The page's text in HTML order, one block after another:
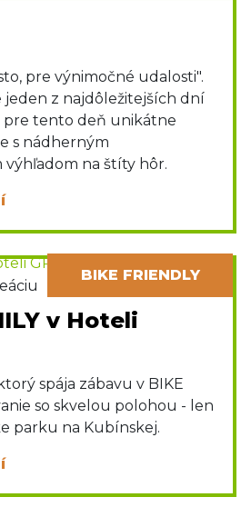
pre výnimočné udalosti".
jeden z najdôležitejších dní
pre tento deň unikátne
s nádherným
výhľadom na štíty hôr.
BIKE FRIENDLY
v Hoteli
spája zábavu v BIKE
so skvelou polohou - len
parku na Kubínskej.